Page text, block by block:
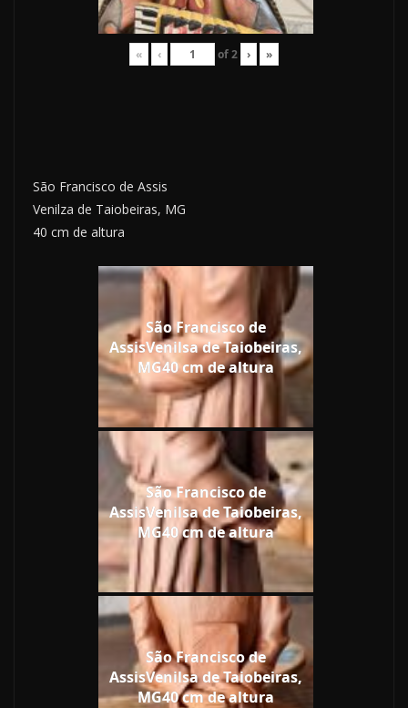
« ‹ of2 › »
São Francisco de Assis
Venilza de Taiobeiras, MG
40 cm de altura
São Francisco de
AssisVenilsa de Taiobeiras,
MG40 cm de altura
São Francisco de
AssisVenilsa de Taiobeiras,
MG40 cm de altura
São Francisco de
AssisVenilsa de Taiobeiras,
MG40 cm de altura